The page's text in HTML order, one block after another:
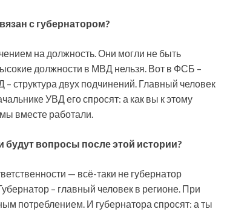
с губернатором?
на должность. Они могли не быть
должности в МВД нельзя. Вот в ФСБ –
структура двух подчинений. Главный человек
УВД его спросят: а как вы к этому
вместе работали.
будут вопросы после этой истории?
— всё-таки не губернатор
– главный человек в регионе. При
потреблением. И губернатора спросят: а ты